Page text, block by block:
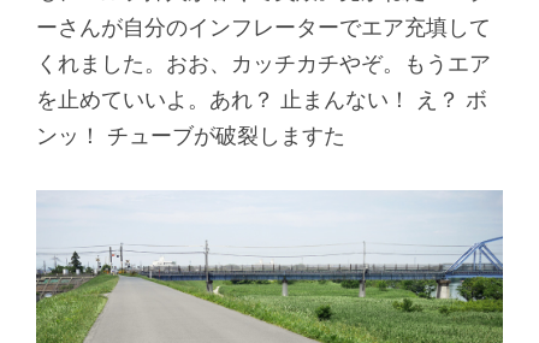
ーさんが自分のインフレーターでエア充填して
くれました。おお、カッチカチやぞ。もうエア
を止めていいよ。あれ？ 止まんない！ え？ ボ
ンッ！ チューブが破裂しますた